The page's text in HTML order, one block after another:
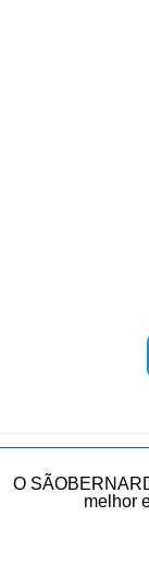
Política
O
melhor